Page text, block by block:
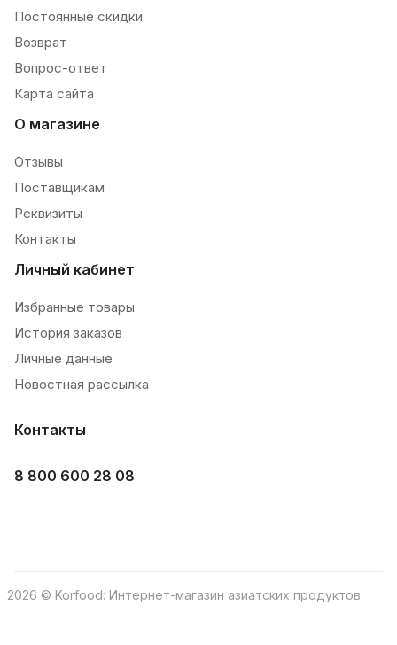
Постоянные скидки
Возврат
Вопрос-ответ
Карта сайта
О магазине
Отзывы
Поставщикам
Реквизиты
Контакты
Личный кабинет
Избранные товары
История заказов
Личные данные
Новостная рассылка
Контакты
8 800 600 28 08
2026 © Korfood: Интернет-магазин азиатских продуктов